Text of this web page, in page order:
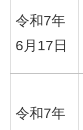
令和7年
6月17日
令和7年